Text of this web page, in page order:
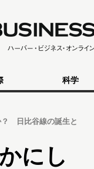
科学
？ 日比谷線の誕生と
にし